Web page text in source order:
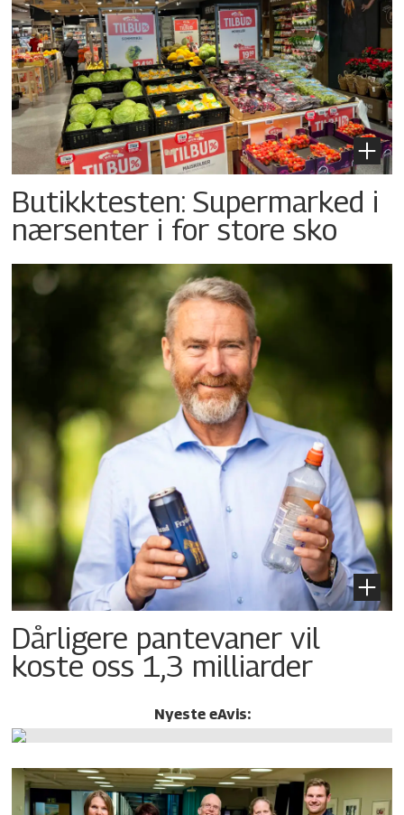
Butikktesten: Supermarked i
nærsenter i for store sko
Dårligere pantevaner vil
koste oss 1,3 milliarder
Nyeste eAvis: